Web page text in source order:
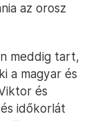
az orosz
meddig tart,
a magyar és
és
időkorlát